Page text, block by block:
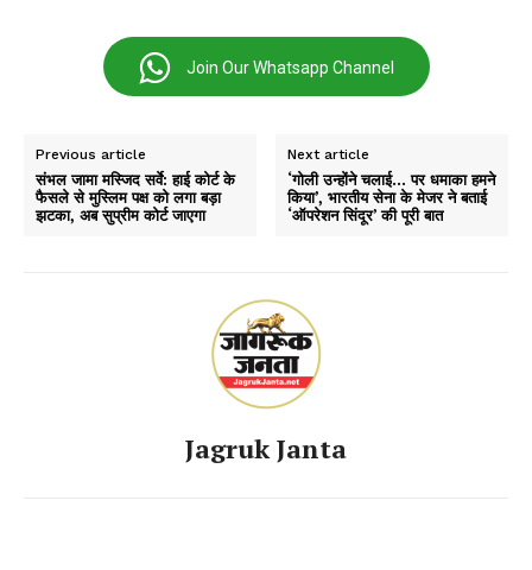
Join Our Whatsapp Channel
Previous article
संभल जामा मस्जिद सर्वे: हाई कोर्ट के
फैसले से मुस्लिम पक्ष को लगा बड़ा
झटका, अब सुप्रीम कोर्ट जाएगा
Next article
‘गोली उन्होंने चलाई… पर धमाका हमने
किया’, भारतीय सेना के मेजर ने बताई
‘ऑपरेशन सिंदूर’ की पूरी बात
Jagruk Janta